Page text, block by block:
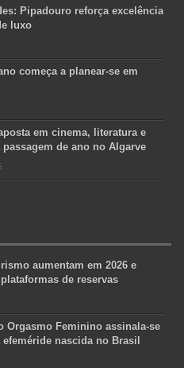
Pipadouro reforça excelência
luxo
começa a planear-se em
em cinema, literatura e
de ano no Algarve
aumentam em 2026 e
de reservas
Orgasmo Feminino assinala-se
nascida no Brasil